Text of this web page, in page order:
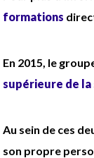
formations
En 2015, le
supérieure de
Au sein de ces
son propre